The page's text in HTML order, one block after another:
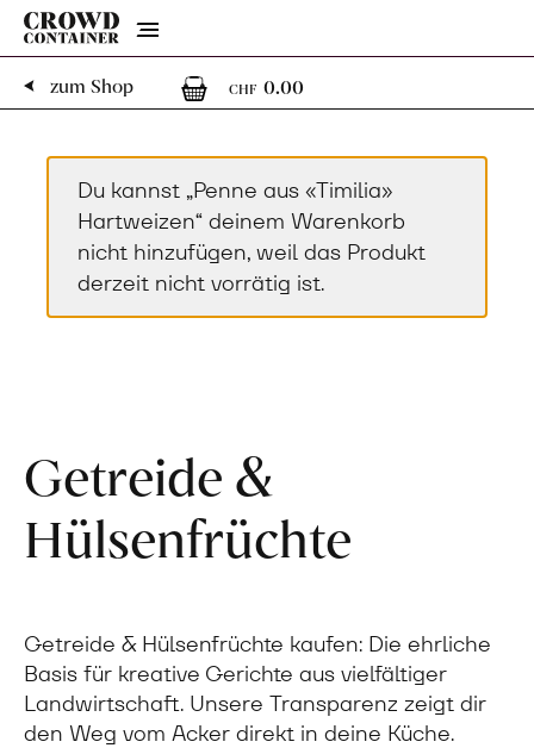
Menu
zum Shop
CHF 0.00
Du kannst „Penne aus «Timilia»
Hartweizen“ deinem Warenkorb
nicht hinzufügen, weil das Produkt
derzeit nicht vorrätig ist.
Getreide &
Hülsenfrüchte
Getreide & Hülsenfrüchte kaufen: Die ehrliche
Basis für kreative Gerichte aus vielfältiger
Landwirtschaft. Unsere Transparenz zeigt dir
den Weg vom Acker direkt in deine Küche.